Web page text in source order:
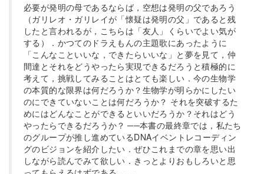
必要が発明の母であるならば，空想は発明の父であろう
（ガリレオ・ガリレイが「懐疑は発明の父」であると残
したと言われるが，こちらは「友人」くらいでよい気が
する）．かつてのドラえもんの主題歌にあったように
「こんなこといいな，できたらいいな」と夢を見て，仲
間達とそれをどうやったら実現できるだろうと積極的に
考えて，挑戦してみることはとても楽しい．今の生物学
の本質的な限界は何だろうか？生物学が明らかにしたい
のにできていないことは何だろうか？ それを突破するた
めにはどんなことができるといいだろうか？それはどう
やったらできるだろうか？ ──本書の最終章では，私たち
のグループが推し進めているDNAイベントレコーディン
グのビジョンを紹介したい．ぜひこれまでの章を思い出
しながら読んでみて欲しい．きっとよりおもしろいと思